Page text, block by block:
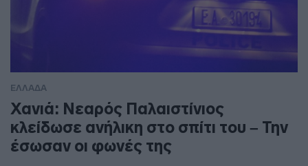
ΕΛΛΑΔΑ
Χανιά: Νεαρός Παλαιστίνιος
κλείδωσε ανήλικη στο σπίτι του – Την
έσωσαν οι φωνές της